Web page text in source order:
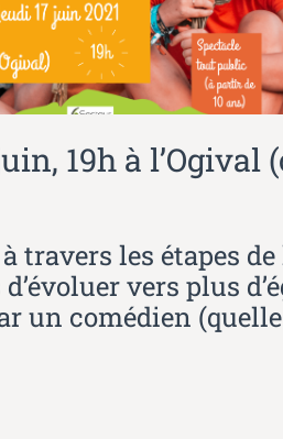
19h à
travers les étapes
vers plus
un comédien